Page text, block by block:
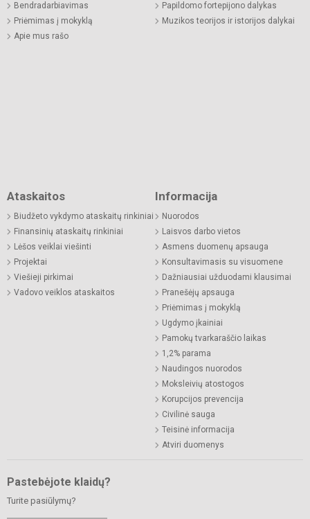
Bendradarbiavimas
Priėmimas į mokyklą
Apie mus rašo
Papildomo fortepijono dalykas
Muzikos teorijos ir istorijos dalykai
Ataskaitos
Biudžeto vykdymo ataskaitų rinkiniai
Finansinių ataskaitų rinkiniai
Lėšos veiklai viešinti
Projektai
Viešieji pirkimai
Vadovo veiklos ataskaitos
Informacija
Nuorodos
Laisvos darbo vietos
Asmens duomenų apsauga
Konsultavimasis su visuomene
Dažniausiai užduodami klausimai
Pranešėjų apsauga
Priėmimas į mokyklą
Ugdymo įkainiai
Pamokų tvarkaraščio laikas
1,2% parama
Naudingos nuorodos
Moksleivių atostogos
Korupcijos prevencija
Civilinė sauga
Teisinė informacija
Atviri duomenys
Pastebėjote klaidų?
Turite pasiūlymų?